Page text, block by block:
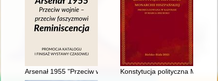
Arsenał 1955 "Przeciw wojnie - przeciw faszyzmowi" :
Konstytucja polityczna